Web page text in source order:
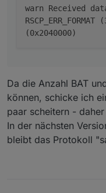
warn Received
(0x2040000)
Da die Anzahl BAT
können, schicke ich
paar scheitern -
In der nächsten
bleibt das Protokoll